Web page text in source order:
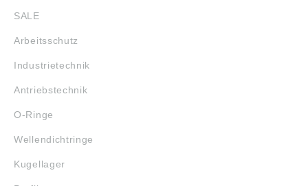
SALE
Arbeitsschutz
Industrietechnik
Antriebstechnik
O-Ringe
Wellendichtringe
Kugellager